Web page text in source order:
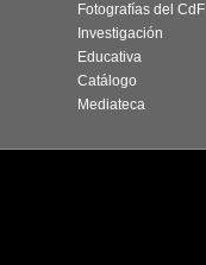
Fotografías del CdF
Investigación
Educativa
Catálogo
Mediateca